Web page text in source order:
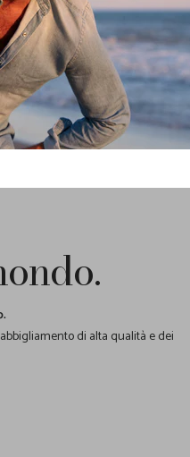
a
SOLO
Oltre
di alta qualità e dei